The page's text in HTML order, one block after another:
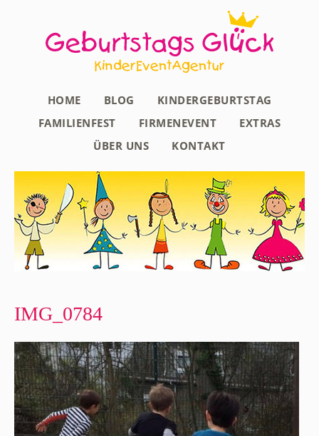
HOME BLOG
KINDERGEBURTSTAG
FAMILIENFEST
FIRMENEVENT
EXTRAS
ÜBER UNS
KONTAKT
IMG_0784